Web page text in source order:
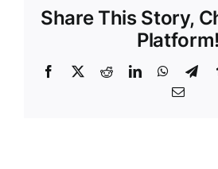
Share This Story,
Platform!
Facebook
X RedditLinkedIn
E-